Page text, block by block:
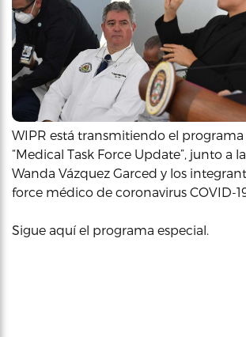
WIPR está transmitiendo el programa
“Medical Task Force Update”, junto a
Wanda Vázquez Garced y los
force médico de coronavirus COVID-
Sigue aquí el programa especial.